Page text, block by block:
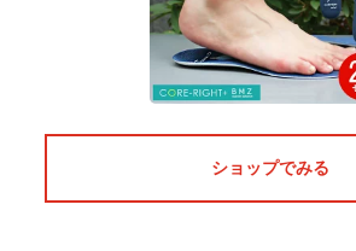
ショップでみる